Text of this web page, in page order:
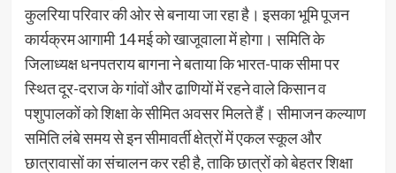
कुलरिया परिवार की ओर से बनाया जा रहा है। इसका भूमि पूजन
कार्यक्रम आगामी 14 मई को खाजूवाला में होगा। समिति के
जिलाध्यक्ष धनपतराय बागना ने बताया कि भारत-पाक सीमा पर
स्थित दूर-दराज के गांवों और ढाणियों में रहने वाले किसान व
पशुपालकों को शिक्षा के सीमित अवसर मिलते हैं। सीमाजन कल्याण
समिति लंबे समय से इन सीमावर्ती क्षेत्रों में एकल स्कूल और
छात्रावासों का संचालन कर रही है, ताकि छात्रों को बेहतर शिक्षा